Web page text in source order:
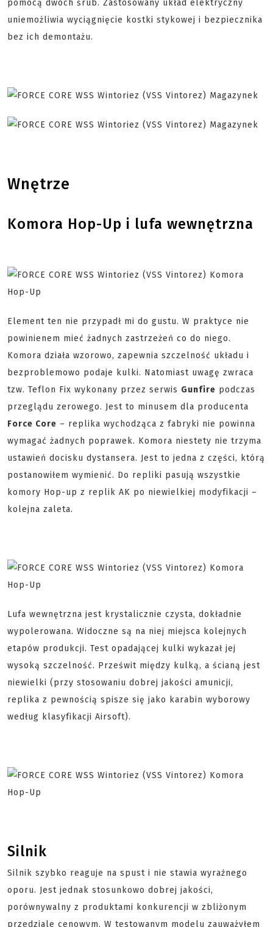
pomocą dwóch śrub. Zastosowany układ elektryczny
uniemożliwia wyciągnięcie kostki stykowej i bezpiecznika
bez ich demontażu.
Wnętrze
Komora Hop-Up i lufa wewnętrzna
Element ten nie przypadł mi do gustu. W praktyce nie
powinienem mieć żadnych zastrzeżeń co do niego.
Komora działa wzorowo, zapewnia szczelność układu i
bezproblemowo podaje kulki. Natomiast uwagę zwraca
tzw. Teflon Fix wykonany przez serwis Gunfire podczas
przeglądu zerowego. Jest to minusem dla producenta
Force Core – replika wychodząca z fabryki nie powinna
wymagać żadnych poprawek. Komora niestety nie trzyma
ustawień docisku dystansera. Jest to jedna z części, którą
postanowiłem wymienić. Do repliki pasują wszystkie
komory Hop-up z replik AK po niewielkiej modyfikacji –
kolejna zaleta.
Lufa wewnętrzna jest krystalicznie czysta, dokładnie
wypolerowana. Widoczne są na niej miejsca kolejnych
etapów produkcji. Test opadającej kulki wykazał jej
wysoką szczelność. Prześwit między kulką, a ścianą jest
niewielki (przy stosowaniu dobrej jakości amunicji,
replika z pewnością spisze się jako karabin wyborowy
według klasyfikacji Airsoft).
Silnik
Silnik szybko reaguje na spust i nie stawia wyraźnego
oporu. Jest jednak stosunkowo dobrej jakości,
porównywalny z produktami konkurencji w zbliżonym
przedziale cenowym. W testowanym modelu zauważyłem